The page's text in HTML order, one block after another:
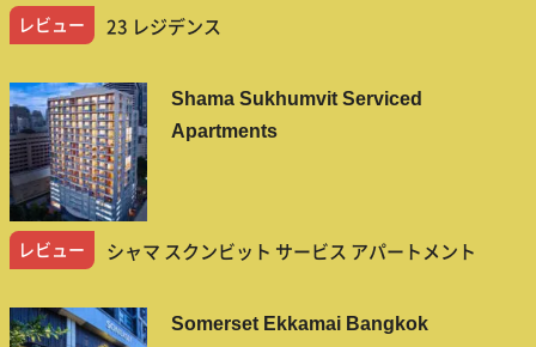
レビュー 23 レジデンス
Shama Sukhumvit Serviced
Apartments
レビュー シャマ スクンビット サービス アパートメント
Somerset Ekkamai Bangkok